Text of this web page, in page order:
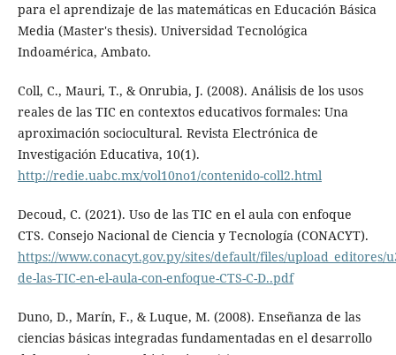
para el aprendizaje de las matemáticas en Educación Básica
Media (Master's thesis). Universidad Tecnológica
Indoamérica, Ambato.
Coll, C., Mauri, T., & Onrubia, J. (2008). Análisis de los usos
reales de las TIC en contextos educativos formales: Una
aproximación sociocultural. Revista Electrónica de
Investigación Educativa, 10(1).
http://redie.uabc.mx/vol10no1/contenido-coll2.html
Decoud, C. (2021). Uso de las TIC en el aula con enfoque
CTS. Consejo Nacional de Ciencia y Tecnología (CONACYT).
https://www.conacyt.gov.py/sites/default/files/upload_editores/
de-las-TIC-en-el-aula-con-enfoque-CTS-C-D..pdf
Duno, D., Marín, F., & Luque, M. (2008). Enseñanza de las
ciencias básicas integradas fundamentadas en el desarrollo